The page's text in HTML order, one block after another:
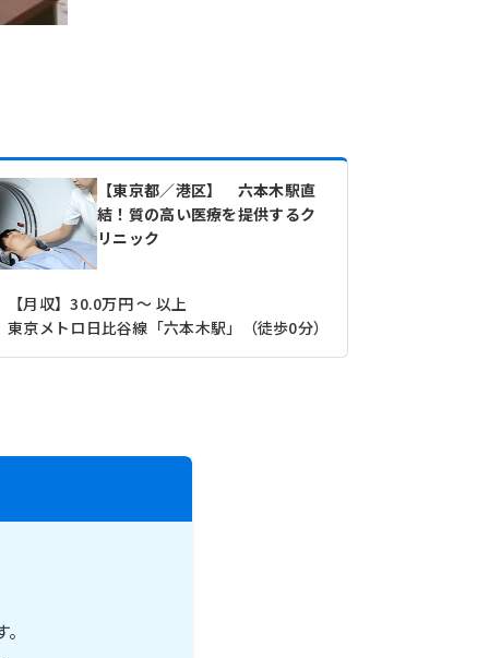
【東京都／港区】 六本木駅直
結！質の高い医療を提供するク
リニック
【月収】30.0万円 ～ 以上
東京メトロ日比谷線「六本木駅」（徒歩0分）